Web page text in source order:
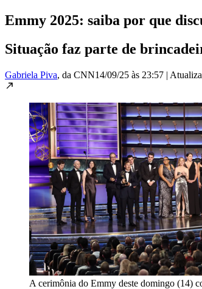
Emmy 2025: saiba por que
Situação faz parte de
Gabriela Piva, da CNN14/09/25 às 23:57 |
A cerimônia do Emmy deste domingo (14)